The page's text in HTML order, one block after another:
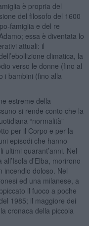
è propria del
del filosofo del 1600
famiglia e del re
essa è diventata lo
attuali: il
climatica, la
verso le donne (fino al
i bambini (fino alla
estreme della
si rende conto che la
“normalità”
per il Corpo e per la
episodi che hanno
ultimi quarant’anni. Nel
d’Elba, morirono
incendio doloso. Nel
ed una milanese, a
il fuoco a poche
1985; il maggiore dei
cronaca della piccola